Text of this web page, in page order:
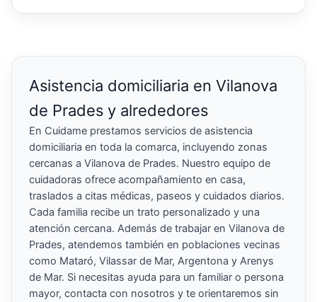
Asistencia domiciliaria en Vilanova
de Prades y alrededores
En Cuidame prestamos servicios de asistencia
domiciliaria en toda la comarca, incluyendo zonas
cercanas a Vilanova de Prades. Nuestro equipo de
cuidadoras ofrece acompañamiento en casa,
traslados a citas médicas, paseos y cuidados diarios.
Cada familia recibe un trato personalizado y una
atención cercana. Además de trabajar en Vilanova de
Prades, atendemos también en poblaciones vecinas
como Mataró, Vilassar de Mar, Argentona y Arenys
de Mar. Si necesitas ayuda para un familiar o persona
mayor, contacta con nosotros y te orientaremos sin